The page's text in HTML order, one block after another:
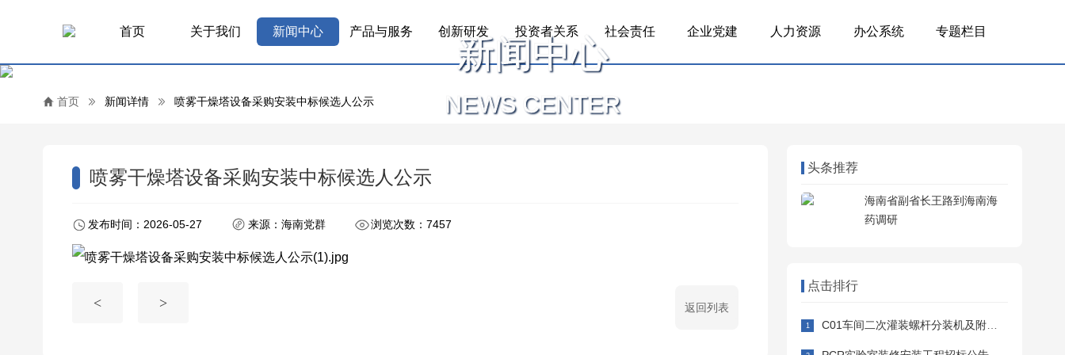
首页 关于我们 新闻中心 产品与服务 创新研发 投资者关系 社会责任 企业党建 人力资源 办公系统 专题栏目
新闻中心
NEWS CENTER
首页 新闻详情 喷雾干燥塔设备采购安装中标候选人公示
喷雾干燥塔设备采购安装中标候选人公示
发布时间：2026-05-27 来源：海南党群 浏览次数：7457
< > 返回列表
头条推荐
海南省副省长王路到海南海
药调研
点击排行
C01车间二次灌装螺杆分装机及附属设备采购安装招标公告